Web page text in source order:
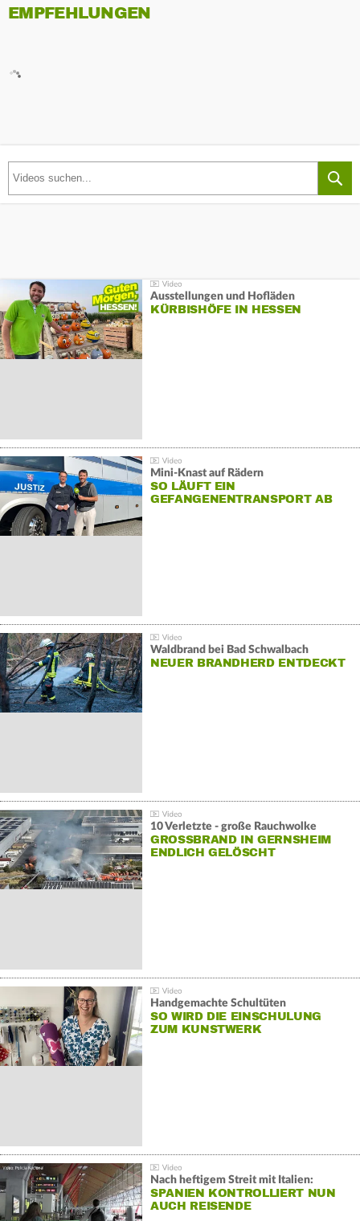
EMPFEHLUNGEN
Ausstellungen und Hofläden
KÜRBISHÖFE IN HESSEN
Mini-Knast auf Rädern
SO LÄUFT EIN
GEFANGENENTRANSPORT AB
Waldbrand bei Bad Schwalbach
NEUER BRANDHERD ENTDECKT
10 Verletzte - große Rauchwolke
GROSSBRAND IN GERNSHEIM E
NDLICH GELÖSCHT
Handgemachte Schultüten
SO WIRD DIE EINSCHULUNG
ZUM KUNSTWERK
Nach heftigem Streit mit Italien:
SPANIEN KONTROLLIERT NUN
AUCH REISENDE